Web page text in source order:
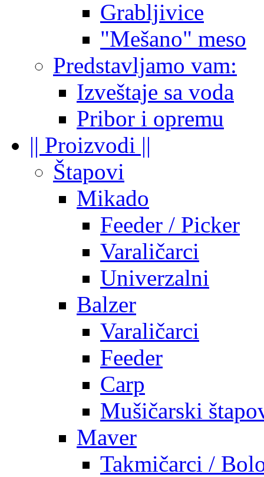
Grabljivice
"Mešano" meso
Predstavljamo vam:
Izveštaje sa voda
Pribor i opremu
|| Proizvodi ||
Štapovi
Mikado
Feeder / Picker
Varaličarci
Univerzalni
Balzer
Varaličarci
Feeder
Carp
Mušičarski
Maver
Takmičarci /